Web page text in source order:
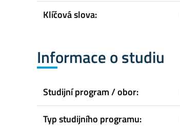
Klíčová slova:
Informace o studiu
Studijní program / obor:
Typ studijního programu: